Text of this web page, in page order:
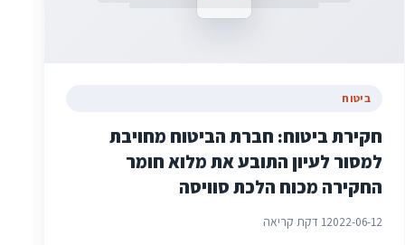
ביטוח
חקירת ביטוח: חברת הביטוח מחויבת
למסור לעיון התובע את מלוא חומר
החקירה מכוח הלכת סוויסה
2022-06-121 דקת קריאה